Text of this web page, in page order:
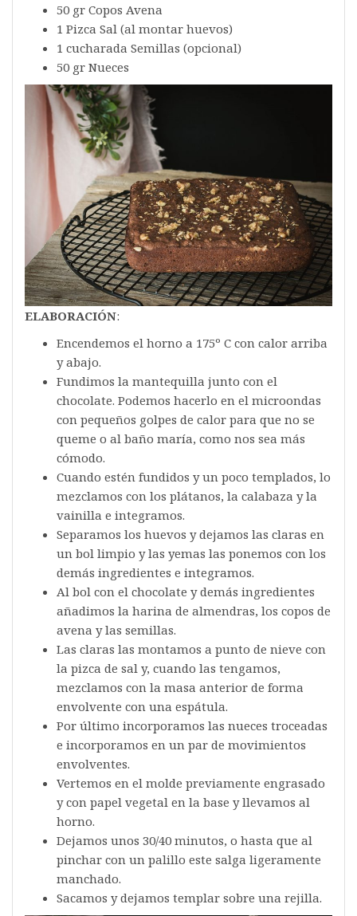
50 gr Copos Avena
1 Pizca Sal (al montar huevos)
1 cucharada Semillas (opcional)
50 gr Nueces
ELABORACIÓN:
Encendemos el horno a 175º C con calor arriba
y abajo.
Fundimos la mantequilla junto con el
chocolate. Podemos hacerlo en el microondas
con pequeños golpes de calor para que no se
queme o al baño maría, como nos sea más
cómodo.
Cuando estén fundidos y un poco templados, lo
mezclamos con los plátanos, la calabaza y la
vainilla e integramos.
Separamos los huevos y dejamos las claras en
un bol limpio y las yemas las ponemos con los
demás ingredientes e integramos.
Al bol con el chocolate y demás ingredientes
añadimos la harina de almendras, los copos de
avena y las semillas.
Las claras las montamos a punto de nieve con
la pizca de sal y, cuando las tengamos,
mezclamos con la masa anterior de forma
envolvente con una espátula.
Por último incorporamos las nueces troceadas
e incorporamos en un par de movimientos
envolventes.
Vertemos en el molde previamente engrasado
y con papel vegetal en la base y llevamos al
horno.
Dejamos unos 30/40 minutos, o hasta que al
pinchar con un palillo este salga ligeramente
manchado.
Sacamos y dejamos templar sobre una rejilla.